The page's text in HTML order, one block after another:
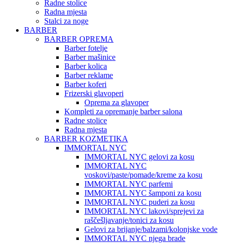
Radne stolice
Radna mjesta
Stalci za noge
BARBER
BARBER OPREMA
Barber fotelje
Barber mašinice
Barber kolica
Barber reklame
Barber koferi
Frizerski glavoperi
Oprema za glavoper
Kompleti za opremanje barber salona
Radne stolice
Radna mjesta
BARBER KOZMETIKA
IMMORTAL NYC
IMMORTAL NYC gelovi za kosu
IMMORTAL NYC
voskovi/paste/pomade/kreme za kosu
IMMORTAL NYC parfemi
IMMORTAL NYC šamponi za kosu
IMMORTAL NYC puderi za kosu
IMMORTAL NYC lakovi/sprejevi za
raščešljavanje/tonici za kosu
Gelovi za brijanje/balzami/kolonjske vode
IMMORTAL NYC njega brade